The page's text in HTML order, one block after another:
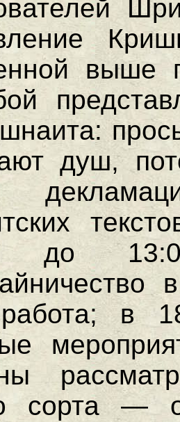
выше
душ,
до
в
сорта —